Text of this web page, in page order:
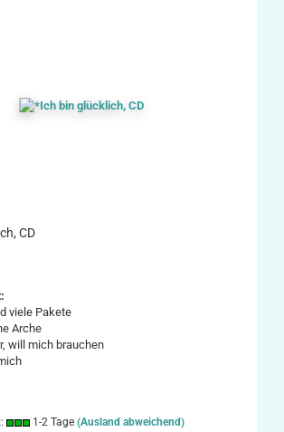
CD
viele Pakete
Arche
will mich brauchen
1-2 Tage (Ausland abweichend)